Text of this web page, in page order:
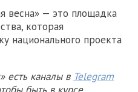
весна» — это площадка
которая
национального проекта
есть каналы в Telegram